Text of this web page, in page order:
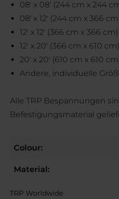
08' x 08' (244 cm x 244
08' x 12' (244 cm x 366
12' x 12' (366 cm x 366 cm)
12' x 20' (366 cm x 610 cm)
20' x 20' (610 cm x 610
Andere, individuelle
Alle TRP Bespannungen
Befestigungsmaterial
Colour:
Material:
TRP Worldwide